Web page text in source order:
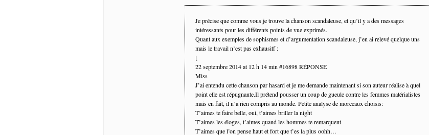
Je précise que comme vous je trouve la chanson scandaleuse, et qu’il y a des messages
intéressants pour les différents points de vue exprimés.
Quant aux exemples de sophismes et d’argumentation scandaleuse, j’en ai relevé quelque uns
mais le travail n’est pas exhausitf :
[
22 septembre 2014 at 12 h 14 min #16898 RÉPONSE
Miss
J’ai entendu cette chanson par hasard et je me demande maintenant si son auteur réalise à quel
point elle est répugnante.Il prétend pousser un coup de gueule contre les femmes matérialistes
mais en fait, il n’a rien compris au monde. Petite analyse de morceaux choisis:
T’aimes te faire belle, oui, t’aimes briller la night
T’aimes les éloges, t’aimes quand les hommes te remarquent
T’aimes que l’on pense haut et fort que t’es la plus oohh…